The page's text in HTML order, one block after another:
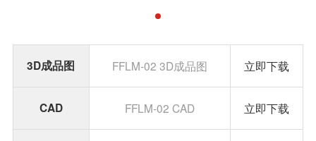
3D成品图 FFLM-02 3D成品图 立即下载
CAD FFLM-02 CAD 立即下载